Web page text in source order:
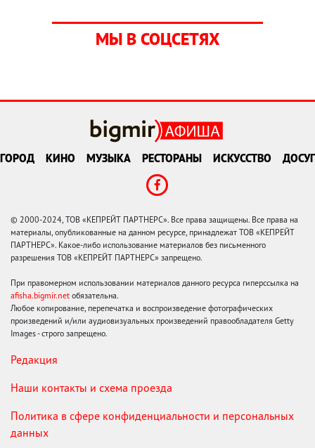
МЫ В СОЦСЕТЯХ
ГОРОД КИНО МУЗЫКА РЕСТОРАНЫ ИСКУССТВО ДОСУГ
© 2000-2024, ТОВ «КЕПРЕЙТ ПАРТНЕРС». Все права защищены. Все права на
материалы, опубликованные на данном ресурсе, принадлежат ТОВ «КЕПРЕЙТ
ПАРТНЕРС». Какое-либо использование материалов без письменного
разрешения ТОВ «КЕПРЕЙТ ПАРТНЕРС» запрещено.
При правомерном использовании материалов данного ресурса гиперссылка на
afisha.bigmir.net обязательна.
Любое копирование, перепечатка и воспроизведение фотографических
произведений и/или аудиовизуальных произведений правообладателя Getty
Images - строго запрещено.
Редакция
Наши контакты и схема проезда
Политика в сфере конфиденциальности и персональных
данных